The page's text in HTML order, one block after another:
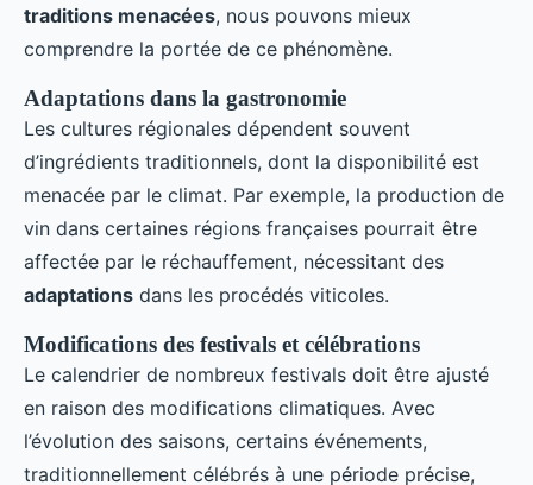
traditions menacées, nous pouvons mieux
comprendre la portée de ce phénomène.
Adaptations dans la gastronomie
Les cultures régionales dépendent souvent
d’ingrédients traditionnels, dont la disponibilité est
menacée par le climat. Par exemple, la production de
vin dans certaines régions françaises pourrait être
affectée par le réchauffement, nécessitant des
adaptations dans les procédés viticoles.
Modifications des festivals et célébrations
Le calendrier de nombreux festivals doit être ajusté
en raison des modifications climatiques. Avec
l’évolution des saisons, certains événements,
traditionnellement célébrés à une période précise,